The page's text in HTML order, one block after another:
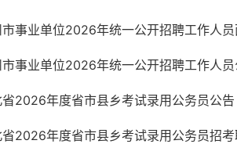
事业单位2026年统一公开招聘工作人
事业单位2026年统一公开招聘工作人员
2026年度省市县乡考试录用公务员公告
2026年度省市县乡考试录用公务员招考